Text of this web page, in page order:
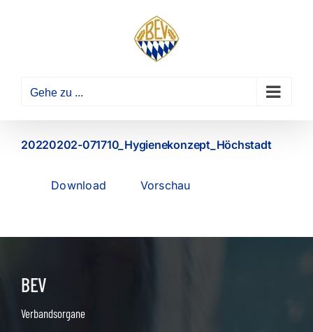
Gehe zu ...
20220202-071710_Hygienekonzept_Höchstadt
Download Vorschau
BEV
Verbandsorgane